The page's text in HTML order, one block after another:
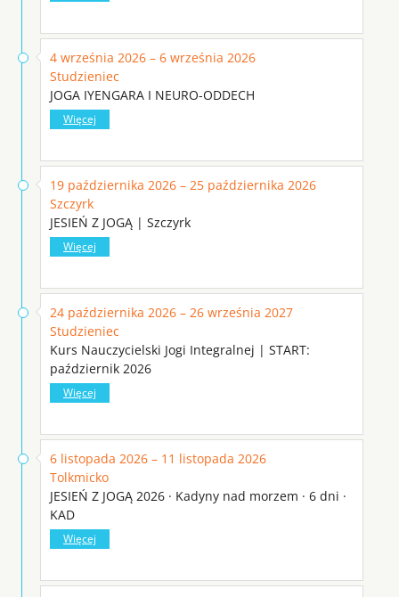
4 września 2026 – 6 września 2026
Studzieniec
JOGA IYENGARA I NEURO-ODDECH
Więcej
19 października 2026 – 25 października 2026
Szczyrk
JESIEŃ Z JOGĄ | Szczyrk
Więcej
24 października 2026 – 26 września 2027
Studzieniec
Kurs Nauczycielski Jogi Integralnej | START:
październik 2026
Więcej
6 listopada 2026 – 11 listopada 2026
Tolkmicko
JESIEŃ Z JOGĄ 2026 · Kadyny nad morzem · 6 dni ·
KAD
Więcej